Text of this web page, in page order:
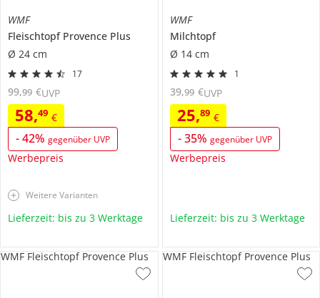
WMF
Fleischtopf Provence Plus
Ø 24 cm
17
58,49 €
-42% gegenüber UVP
Werbepreis
99,99 €UVP
Weitere Varianten
Lieferzeit: bis zu 3 Werktage
WMF
Milchtopf
Ø 14 cm
1
25,89 €
-35% gegenüber UVP
Werbepreis
39,99 €UVP
Lieferzeit: bis zu 3 Werktage
WMF Fleischtopf Provence Plus WMF Fleischtopf Provence Plus